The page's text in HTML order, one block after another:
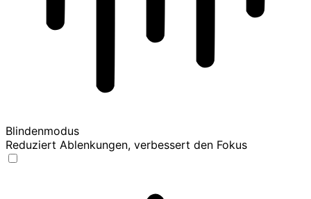
Blindenmodus
Reduziert Ablenkungen, verbessert den Fokus